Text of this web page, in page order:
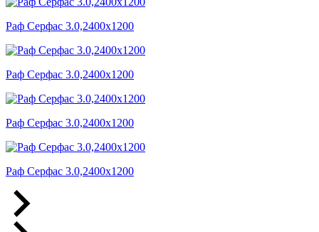
Раф Серфас 3.0,2400x1200
Раф Серфас 3.0,2400x1200
Раф Серфас 3.0,2400x1200
Раф Серфас 3.0,2400x1200